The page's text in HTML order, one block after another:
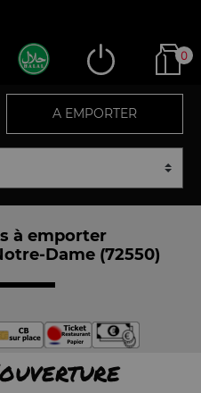
0
A EMPORTER
à emporter
Dame (72550)